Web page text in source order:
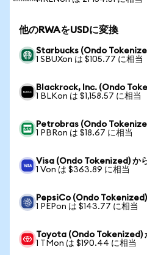
他のRWAをUSDに変換
Starbucks (Ondo
1 SBUXon は $105.77 に相当
Blackrock, Inc. (Ondo
1 BLKon は $1,158.57 に相当
Petrobras (Ondo
1 PBRon は $18.67 に相当
Visa (Ondo Tokenized) か
1 Von は $363.89 に相当
PepsiCo (Ondo Tokenized)
1 PEPon は $143.77 に相当
Toyota (Ondo Tokenized)
1 TMon は $190.44 に相当